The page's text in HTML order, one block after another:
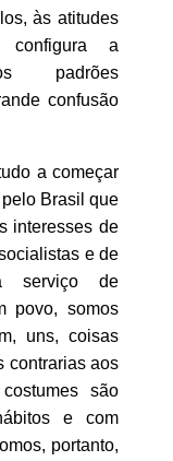
às atitudes
a
padrões
confusão
a começar
Brasil que
interesses de
e de
serviço de
povo, somos
uns, coisas
contrarias aos
são
e com
portanto,